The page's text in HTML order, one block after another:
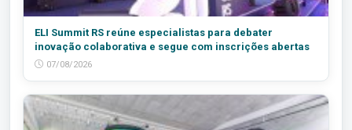
ELI Summit RS reúne especialistas para debater
inovação colaborativa e segue com inscrições abertas
07/08/2026